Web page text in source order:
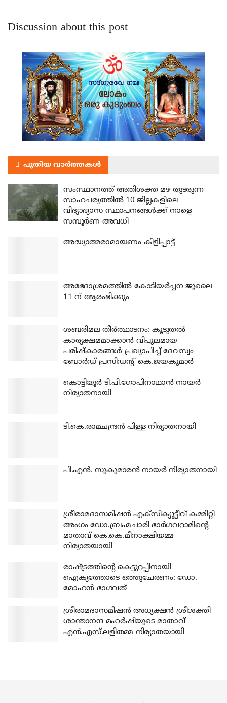
Discussion about this post
പുതിയ വാർത്തകൾ
സംസ്ഥാനത്ത് അതിശക്ത മഴ തുടരുന്ന
സാഹചര്യത്തിൽ 10 ജില്ലകളിലെ
വിദ്യാഭ്യാസ സ്ഥാപനങ്ങൾക്ക് നാളെ
സമ്പൂർണ അവധി
അദ്ധ്യാത്മരാമായണം കിളിപ്പാട്ട്
അഭേദാശ്രമത്തില്‍ കോടിയര്‍ച്ചന ജൂലൈ
11 ന് ആരംഭിക്കും
ശബരിമല തീര്‍ത്ഥാടനം: കൂടുതല്‍
കാര്യക്ഷമമാക്കാന്‍ വിപുലമായ
പരിഷ്‌കാരങ്ങള്‍ പ്രഖ്യാപിച്ച് ദേവസ്വം
ബോര്‍ഡ് പ്രസിഡന്റ് കെ.ജയകുമാര്‍
കൊട്ടിയൂര്‍ ടി.പി.ഗോപിനാഥാന്‍ നായര്‍
നിര്യാതനായി
ടി.കെ.രാമചന്ദ്രന്‍ പിള്ള നിര്യാതനായി
പി.എന്‍. സുകുമാരന്‍ നായര്‍ നിര്യാതനായി
ശ്രീരാമദാസമിഷന്‍ എക്‌സിക്യൂട്ടീവ് കമ്മിറ്റി
അംഗം ഡോ.ബ്രഹ്മചാരി ഭാര്‍ഗവറാമിന്റെ
മാതാവ് കെ.കെ.മീനാക്ഷിയമ്മ
നിര്യാതയായി
രാഷ്ട്രത്തിന്റെ കെട്ടുറപ്പിനായി
ഐക്യത്തോടെ ഒത്തുചേരണം: ഡോ.
മോഹന്‍ ഭാഗവത്
ശ്രീരാമദാസമിഷന്‍ അധ്യക്ഷന്‍ ശ്രീശക്തി
ശാന്താനന്ദ മഹര്‍ഷിയുടെ മാതാവ്
എന്‍.എസ്.ലളിതമ്മ നിര്യാതയായി